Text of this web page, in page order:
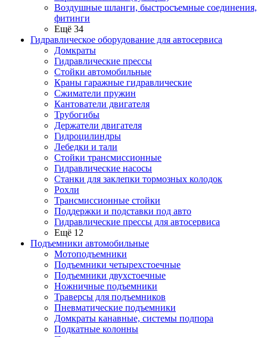
Воздушные шланги, быстросъемные соединения,
фитинги
Ещё 34
Гидравлическое оборудование для автосервиса
Домкраты
Гидравлические прессы
Стойки автомобильные
Краны гаражные гидравлические
Сжиматели пружин
Кантователи двигателя
Трубогибы
Держатели двигателя
Гидроцилиндры
Лебедки и тали
Стойки трансмиссионные
Гидравлические насосы
Cтанки для заклепки тормозных колодок
Рохли
Трансмиссионные стойки
Поддержки и подставки под авто
Гидравлические прессы для автосервиса
Ещё 12
Подъемники автомобильные
Мотоподъемники
Подъемники четырехстоечные
Подъемники двухстоечные
Ножничные подъемники
Траверсы для подъемников
Пневматические подъемники
Домкраты канавные, системы подпора
Подкатные колонны